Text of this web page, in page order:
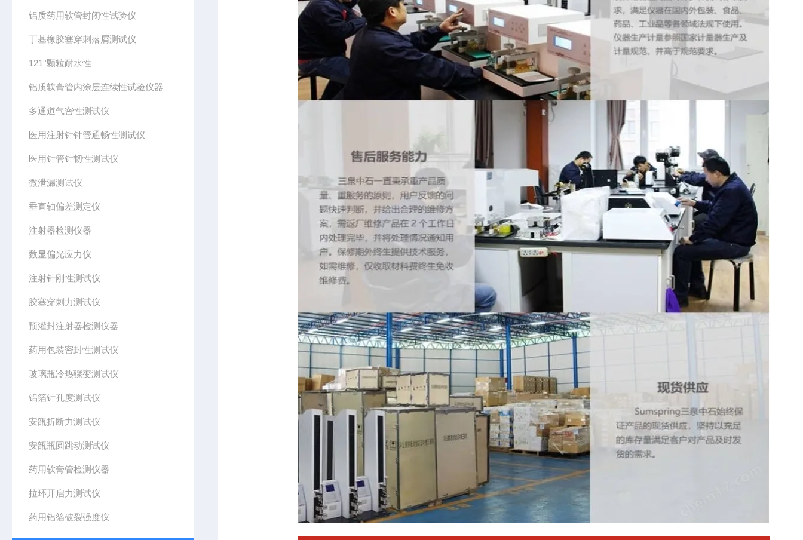
铝质药用软管封闭性试验仪
丁基橡胶塞穿刺落屑测试仪
121°颗粒耐水性
铝质软膏管内涂层连续性试验仪器
多通道气密性测试仪
医用注射针针管通畅性测试仪
医用针管针韧性测试仪
微泄漏测试仪
垂直轴偏差测定仪
注射器检测仪器
数显偏光应力仪
注射针刚性测试仪
胶塞穿刺力测试仪
预灌封注射器检测仪器
药用包装密封性测试仪
玻璃瓶冷热骤变测试仪
铝箔针孔度测试仪
安瓿折断力测试仪
安瓿瓶圆跳动测试仪
药用软膏管检测仪器
拉环开启力测试仪
药用铝箔破裂强度仪